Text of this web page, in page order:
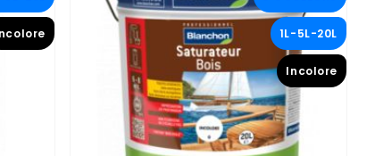
1L-5L-20L
Incolore